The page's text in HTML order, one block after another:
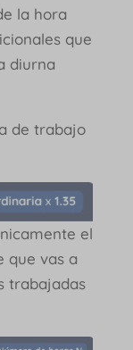
la hora
que
diurna
de trabajo
el
que vas a
trabajadas